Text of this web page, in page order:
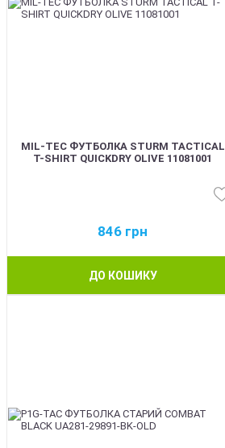
MIL-TEC ФУТБОЛКА STURM TACTICAL
T-SHIRT QUICKDRY OLIVE 11081001
846 грн
ДО КОШИКУ